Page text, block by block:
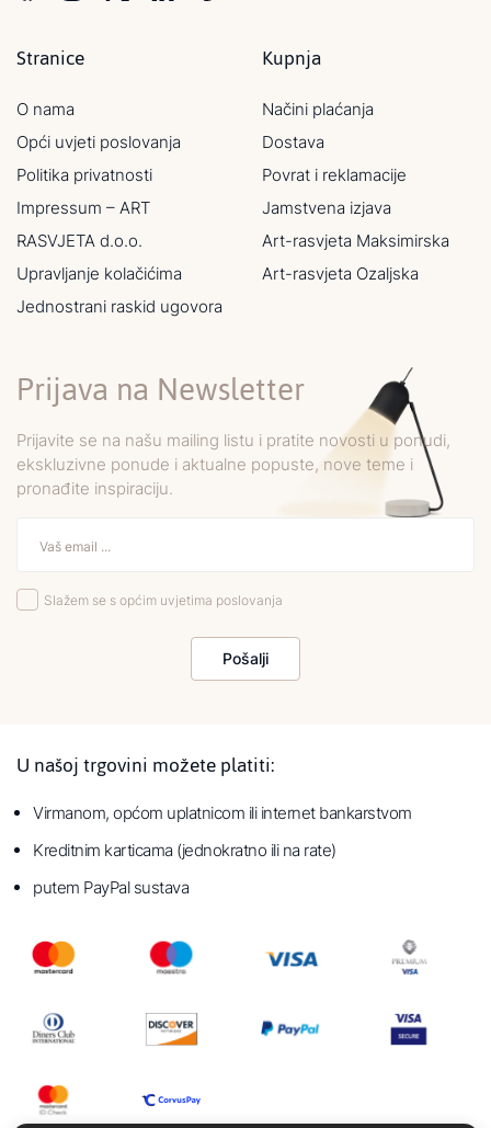
Stranice
O nama
Opći uvjeti poslovanja
Politika privatnosti
Impressum – ART
RASVJETA d.o.o.
Upravljanje kolačićima
Jednostrani raskid ugovora
Kupnja
Načini plaćanja
Dostava
Povrat i reklamacije
Jamstvena izjava
Art-rasvjeta Maksimirska
Art-rasvjeta Ozaljska
Prijava na Newsletter
Prijavite se na našu mailing listu i pratite novosti u ponudi,
ekskluzivne ponude i aktualne popuste, nove teme i
pronađite inspiraciju.
Slažem se s općim uvjetima poslovanja
Pošalji
U našoj trgovini možete platiti:
Virmanom, općom uplatnicom ili internet bankarstvom
Kreditnim karticama (jednokratno ili na rate)
putem PayPal sustava